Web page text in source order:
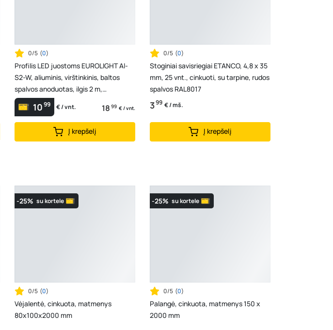
0/5 (0)
Profilis LED juostoms EUROLIGHT Al-
S2-W, aliuminis, virštinkinis, baltos
spalvos anoduotas, ilgis 2 m,
komplekte matinis...
1099 € / vnt. 18 99 € / vnt.
Į krepšelį
0/5 (0)
Stoginiai savisriegiai ETANCO, 4,8 x 35
mm, 25 vnt., cinkuoti, su tarpine, rudos
spalvos RAL8017
399 € / mš.
Į krepšelį
-25% su kortele
0/5 (0)
Vėjalentė, cinkuota, matmenys
80x100x2000 mm
-25% su kortele
0/5 (0)
Palangė, cinkuota, matmenys 150 x
2000 mm